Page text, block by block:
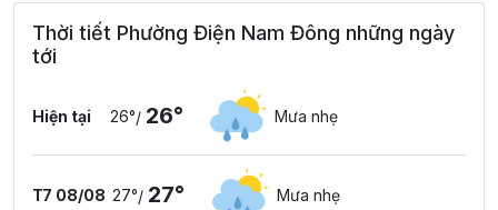
Thời tiết Phường Điện Nam Đông những ngày
tới
Hiện tại 26°/ 26° Mưa nhẹ
T7 08/08 27°/ 27° Mưa nhẹ